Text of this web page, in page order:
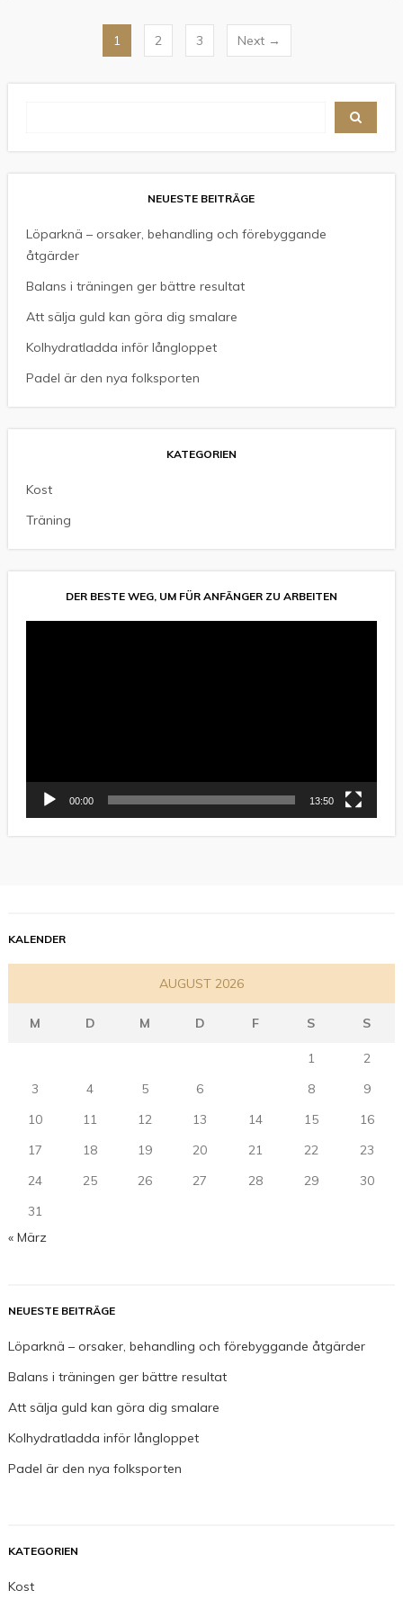
Seitennummerierung
Beiträge
1 2 3 Next →
NEUESTE BEITRÄGE
Löparknä – orsaker, behandling och förebyggande
åtgärder
Balans i träningen ger bättre resultat
Att sälja guld kan göra dig smalare
Kolhydratladda inför långloppet
Padel är den nya folksporten
KATEGORIEN
Kost
Träning
DER BESTE WEG, UM FÜR ANFÄNGER ZU ARBEITEN
00:00 13:50
KALENDER
AUGUST 2026
M D M D F S S
1
2
3
4 5 6 8
9
10
11 12 13 14 15
16
17
18 19 20 21 22
23
24
25 26 27 28 29
30
31
« März
NEUESTE BEITRÄGE
Löparknä – orsaker, behandling och förebyggande åtgärder
Balans i träningen ger bättre resultat
Att sälja guld kan göra dig smalare
Kolhydratladda inför långloppet
Padel är den nya folksporten
KATEGORIEN
Kost